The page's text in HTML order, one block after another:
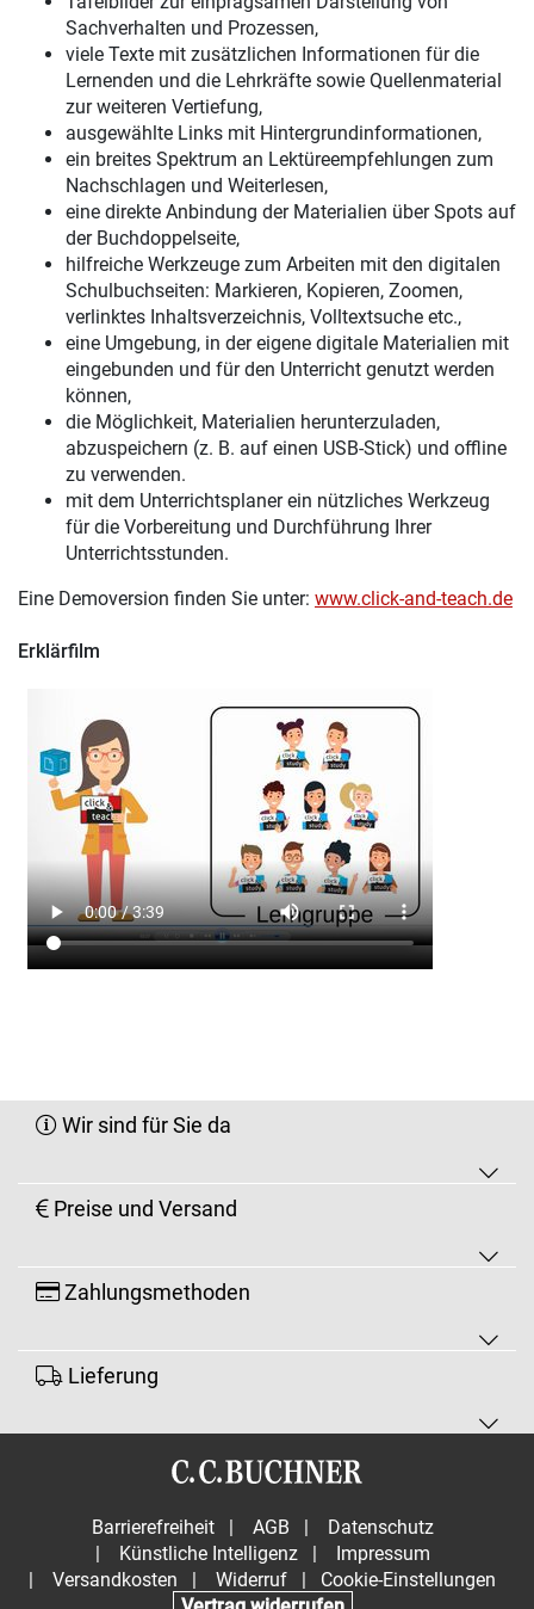
Sachverhalten und Prozessen,
viele Texte mit zusätzlichen Informationen für die
Lernenden und die Lehrkräfte sowie Quellenmaterial
zur weiteren Vertiefung,
ausgewählte Links mit Hintergrundinformationen,
ein breites Spektrum an Lektüreempfehlungen zum
Nachschlagen und Weiterlesen,
eine direkte Anbindung der Materialien über Spots auf
der Buchdoppelseite,
hilfreiche Werkzeuge zum Arbeiten mit den digitalen
Schulbuchseiten: Markieren, Kopieren, Zoomen,
verlinktes Inhaltsverzeichnis, Volltextsuche etc.,
eine Umgebung, in der eigene digitale Materialien mit
eingebunden und für den Unterricht genutzt werden
können,
die Möglichkeit, Materialien herunterzuladen,
abzuspeichern (z. B. auf einen USB-Stick) und offline
zu verwenden.
mit dem Unterrichtsplaner ein nützliches Werkzeug
für die Vorbereitung und Durchführung Ihrer
Unterrichtsstunden.
Eine Demoversion finden Sie unter: www.click-and-teach.de
Erklärfilm
Wir sind für Sie da
Preise und Versand
Zahlungsmethoden
Lieferung
Barrierefreiheit AGB
Datenschutz
Künstliche Intelligenz
Impressum
Versandkosten Widerruf
Cookie-Einstellungen